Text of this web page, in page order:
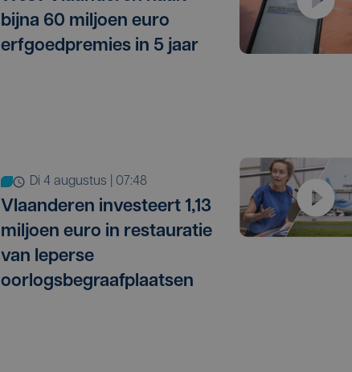
bijna 60 miljoen euro
erfgoedpremies in 5 jaar
di 4 augustus | 07:48
Vlaanderen investeert 1,13
miljoen euro in restauratie
van Ieperse
oorlogsbegraafplaatsen